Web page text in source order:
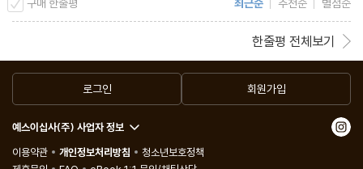
구매 한줄평 최근순 추천순 별점순
한줄평 전체보기
로그인 회원가입
예스이십사(주) 사업자 정보
이용약관
개인정보처리방침
청소년보호정책